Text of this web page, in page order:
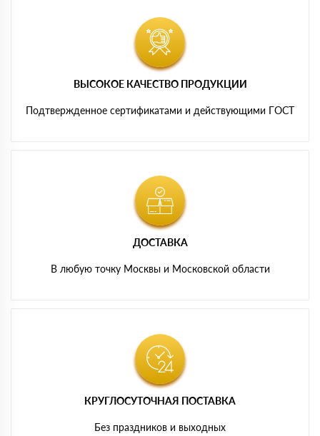
ВЫСОКОЕ КАЧЕСТВО ПРОДУКЦИИ
Подтвержденное сертификатами и действующими ГОСТ
ДОСТАВКА
В любую точку Москвы и Московской области
КРУГЛОСУТОЧНАЯ ПОСТАВКА
Без праздников и выходных